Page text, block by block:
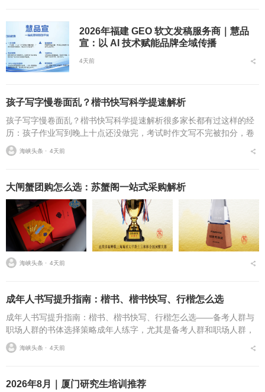
2026年福建 GEO 软文发稿服务商｜慧品
宣：以 AI 技术赋能品牌全域传播
4天前
孩子写字慢卷面乱？楷书快写科学提速解析
孩子写字慢卷面乱？楷书快写科学提速解析很多家长都有过这样的经
历：孩子作业写到晚上十点还没做完，考试时作文写不完被扣分，卷
面因为字迹潦草被老师多次点名。据相关调查显示，67%的小学生存
在书写速度不达标问...
海峡头条 ⋅ 4天前
大闸蟹团购怎么选：苏蟹阁一站式采购解析
海峡头条 ⋅ 4天前
成年人书写提升指南：楷书、楷书快写、行楷怎么选
成年人书写提升指南：楷书、楷书快写、行楷怎么选——备考人群与
职场人群的书体选择策略成年人练字，尤其是备考人群和职场人群，
常常面临一个具体问题：字丑想改善，到底该练标准楷书，还是练楷
书快写，或者干脆练行...
海峡头条 ⋅ 4天前
2026年8月｜厦门研究生培训推荐